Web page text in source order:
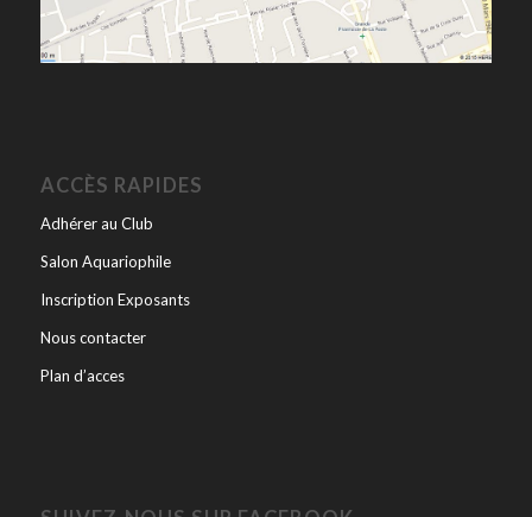
ACCÈS RAPIDES
Adhérer au Club
Salon Aquariophile
Inscription Exposants
Nous contacter
Plan d’acces